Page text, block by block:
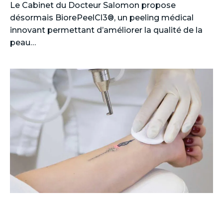
Le Cabinet du Docteur Salomon propose
désormais BiorePeelCl3®, un peeling médical
innovant permettant d’améliorer la qualité de la
peau…